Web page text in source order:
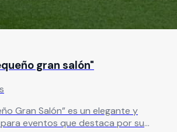
gran salón"
Gran Salón” es un elegante y
eventos que destaca por su